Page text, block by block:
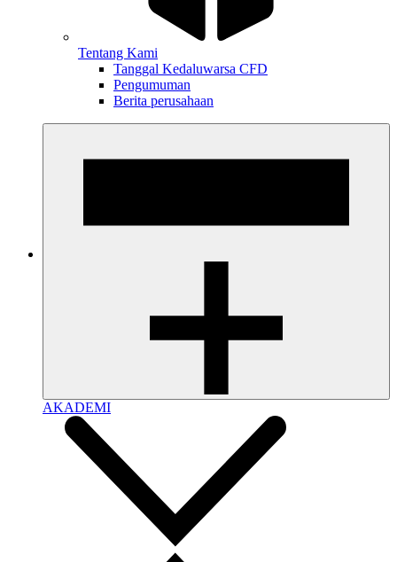
Tentang Kami
Tanggal Kedaluwarsa CFD
Pengumuman
Berita perusahaan
AKADEMI